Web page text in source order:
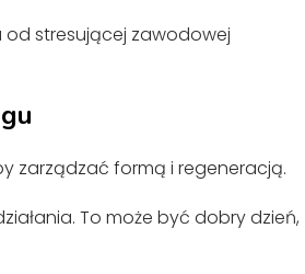
od stresującej zawodowej
zarządzać formą i regeneracją.
To może być dobry dzień,